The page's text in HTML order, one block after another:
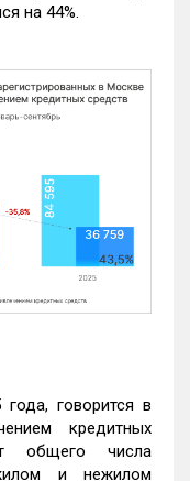
на 44%.
говорится в
кредитных
общего числа
и нежилом